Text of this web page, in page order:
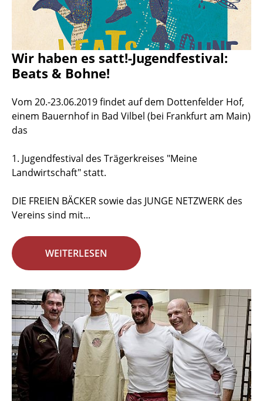
Wir haben es satt!-Jugendfestival:
Beats & Bohne!
Vom 20.-23.06.2019 findet auf dem Dottenfelder Hof,
einem Bauernhof in Bad Vilbel (bei Frankfurt am Main)
das
1. Jugendfestival des Trägerkreises "Meine
Landwirtschaft" statt.
DIE FREIEN BÄCKER sowie das JUNGE NETZWERK des
Vereins sind mit...
WEITERLESEN